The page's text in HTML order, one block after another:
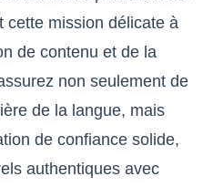
cette mission délicate à
de contenu et de la
non seulement de
de la langue, mais
de confiance solide,
authentiques avec